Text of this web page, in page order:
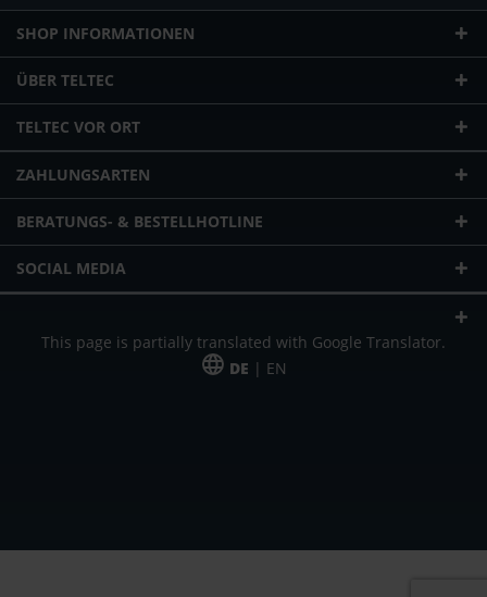
SHOP INFORMATIONEN
ÜBER TELTEC
TELTEC VOR ORT
ZAHLUNGSARTEN
BERATUNGS- & BESTELLHOTLINE
SOCIAL MEDIA
This page is partially translated with Google Translator.
DE | EN